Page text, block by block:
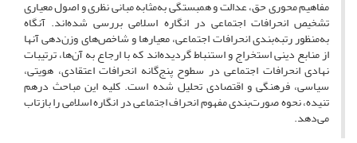
مفاهیم محوری حق، عدالت و همبستگی به‌مثابه مبانی نظری و اصول معیاری
تشخیص انحرافات ‌اجتماعی در انگاره اسلامی بررسی شده‌اند. آنگاه
به‌منظور رتبه‌بندی انحرافات ‌اجتماعی، معیارها و شاخص‌های وزن‌دهی آنها
از منابع دینی استخراج و استنباط گردیده‌اند که با ارجاع به آن‌ها، ترتیبات
نهادی انحرافات ‌اجتماعی در سطوح پنج‌گانه انحرافات ‌اعتقادی، هویتی،
سیاسی، فرهنگی و اقتصادی تحلیل شده است. کلیه این مباحث درهم
‌تنیده، نحوه صورت‌بندی مفهوم انحراف ‌اجتماعی در انگاره اسلامی را بازتاب
می‌دهد.